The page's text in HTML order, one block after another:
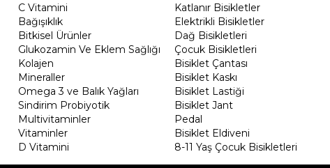
C Vitamini
Bağışıklık
Bitkisel Ürünler
Glukozamin Ve Eklem Sağlığı
Kolajen
Mineraller
Omega 3 ve Balık Yağları
Sindirim Probiyotik
Multivitaminler
Vitaminler
D Vitamini
Katlanır Bisikletler
Elektrikli Bisikletler
Dağ Bisikletleri
Çocuk Bisikletleri
Bisiklet Çantası
Bisiklet Kaskı
Bisiklet Lastiği
Bisiklet Jant
Pedal
Bisiklet Eldiveni
8-11 Yaş Çocuk Bisikletleri